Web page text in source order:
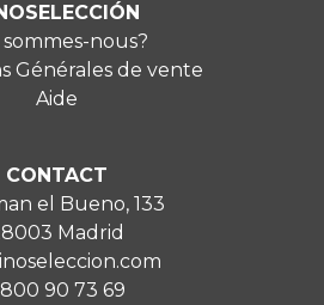
nous?
Générales de vente
Aide
CONTACT
el Bueno, 133
Madrid
90 73 69